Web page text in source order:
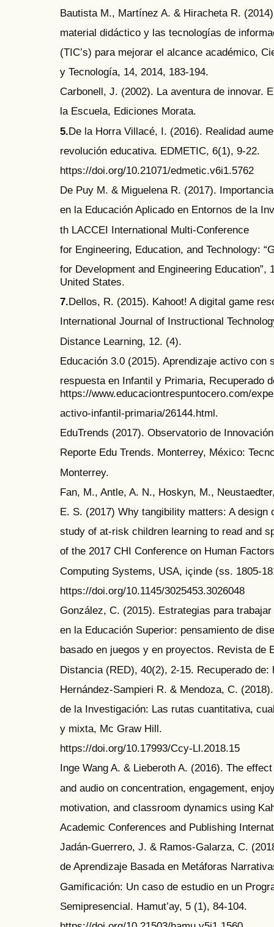
Bautista M., Martínez A. & Hiracheta R.
material didáctico y las tecnologías de
(TIC’s) para mejorar el alcance académico,
y Tecnología, 14, 2014, 183-194.
Carbonell, J. (2002). La aventura de innovar.
la Escuela, Ediciones Morata.
5.De la Horra Villacé, I. (2016). Realidad
revolución educativa. EDMETIC, 6(1), 9-22.
https://doi.org/10.21071/edmetic.v6i1.5762
De Puy M. & Miguelena R. (2017).
en la Educación Aplicado en Entornos de la
th LACCEI International Multi-Conference
for Engineering, Education, and Technology:
for Development and Engineering Education”,
United States.
7.Dellos, R. (2015). Kahoot! A digital game
International Journal of Instructional
Distance Learning, 12. (4).
Educación 3.0 (2015). Aprendizaje activo con
respuesta en Infantil y Primaria, Recuperado
https://www.educaciontrespuntocero.com/
activo-infantil-primaria/26144.html.
EduTrends (2017). Observatorio de
Reporte Edu Trends. Monterrey, México:
Monterrey.
Fan, M., Antle, A. N., Hoskyn, M.,
E. S. (2017) Why tangibility matters: A design
study of at-risk children learning to read and
of the 2017 CHI Conference on Human
Computing Systems, USA, içinde (ss. 1805-
https://doi.org/10.1145/3025453.3026048
González, C. (2015). Estrategias para
en la Educación Superior: pensamiento de
basado en juegos y en proyectos. Revista de
Distancia (RED), 40(2), 2-15. Recuperado
Hernández-Sampieri R. & Mendoza, C.
de la Investigación: Las rutas cuantitativa,
y mixta, Mc Graw Hill.
https://doi.org/10.17993/Ccy-Ll.2018.15
Inge Wang A. & Lieberoth A. (2016). The
and audio on concentration, engagement,
motivation, and classroom dynamics using
Academic Conferences and Publishing
Jadán-Guerrero, J. & Ramos-Galarza, C.
de Aprendizaje Basada en Metáforas
Gamificación: Un caso de estudio en un
Semipresencial. Hamut’ay, 5 (1), 84-104.